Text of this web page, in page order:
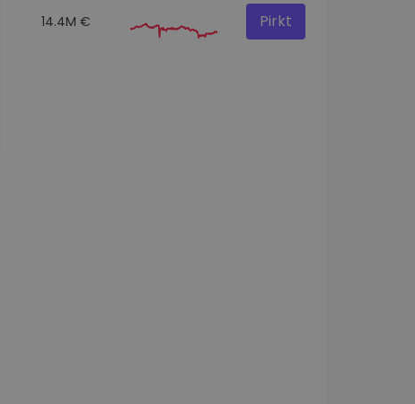
14.4M € Pirkt